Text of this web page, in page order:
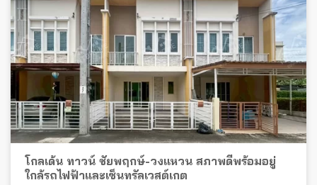
โกลเด้น ทาวน์ ชัยพฤกษ์-วงแหวน สภาพดีพร้อมอยู่
ใกล้รถไฟฟ้าและเซ็นทรัลเวสต์เกต